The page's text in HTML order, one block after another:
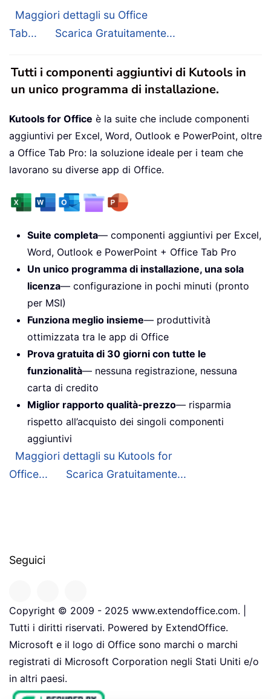
Maggiori dettagli su Office
Tab...
Scarica Gratuitamente...
Tutti i componenti aggiuntivi di Kutools in
un unico programma di installazione.
Kutools for Office è la suite che include componenti
aggiuntivi per Excel, Word, Outlook e PowerPoint, oltre
a Office Tab Pro: la soluzione ideale per i team che
lavorano su diverse app di Office.
Suite completa— componenti aggiuntivi per Excel,
Word, Outlook e PowerPoint + Office Tab Pro
Un unico programma di installazione, una sola
licenza— configurazione in pochi minuti (pronto
per MSI)
Funziona meglio insieme— produttività
ottimizzata tra le app di Office
Prova gratuita di 30 giorni con tutte le
funzionalità— nessuna registrazione, nessuna
carta di credito
Miglior rapporto qualità-prezzo— risparmia
rispetto all’acquisto dei singoli componenti
aggiuntivi
Maggiori dettagli su Kutools for
Office...
Scarica Gratuitamente...
Seguici
Copyright © 2009 - 2025 www.extendoffice.com. |
Tutti i diritti riservati. Powered by ExtendOffice.
Microsoft e il logo di Office sono marchi o marchi
registrati di Microsoft Corporation negli Stati Uniti e/o
in altri paesi.